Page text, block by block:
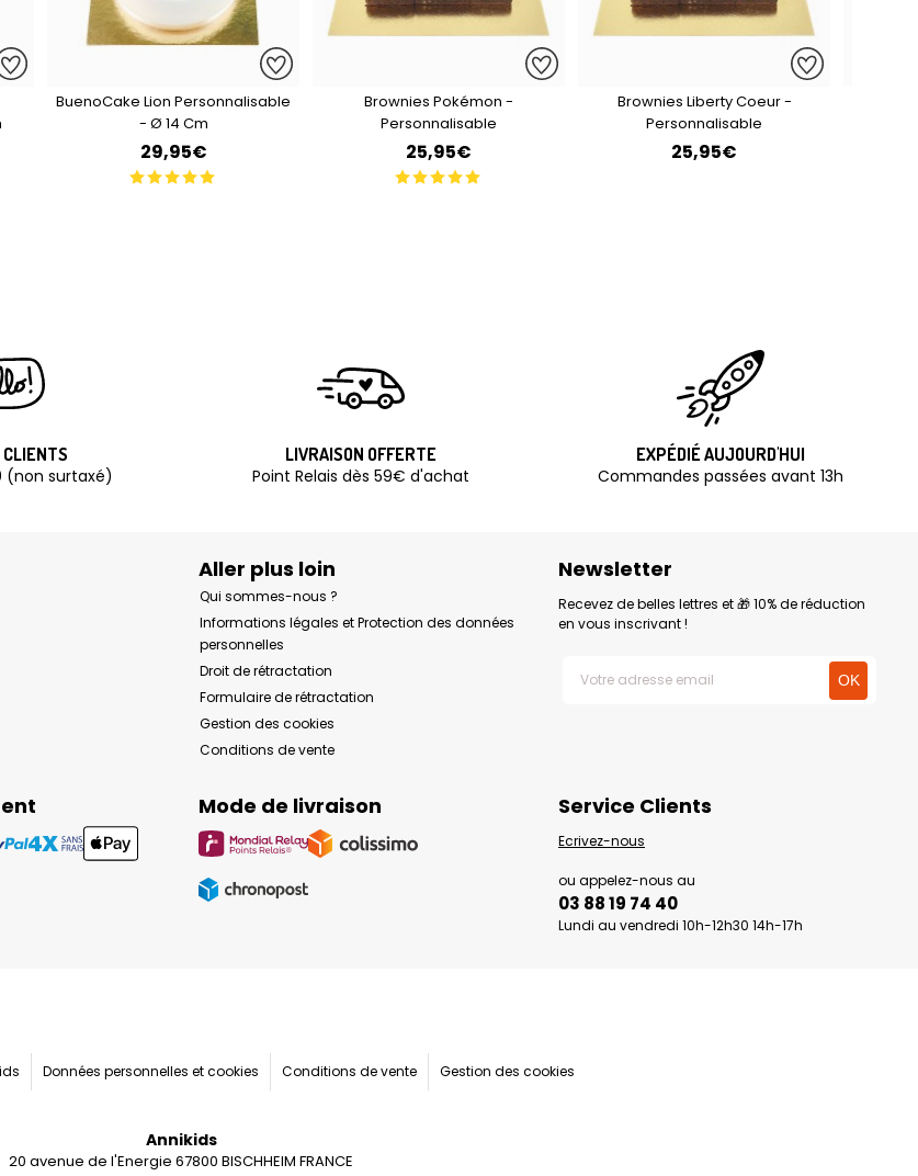
BuenoCake Lion Personnalisable
- Ø 14 Cm
29,95€
Brownies Pokémon -
Personnalisable
25,95€
Brownies Liberty Coeur -
Personnalisable
25,95€
(non surtaxé)
LIVRAISON OFFERTE
Point Relais dès 59€ d'achat
EXPÉDIÉ AUJOURD'HUI
Commandes passées avant 13h
Aller plus loin
Qui sommes-nous ?
Informations légales et Protection des données
personnelles
Droit de rétractation
Formulaire de rétractation
Gestion des cookies
Conditions de vente
Newsletter
Recevez de belles lettres et 🎁 10% de réduction
en vous inscrivant !
Mode de livraison Service Clients
Ecrivez-nous
ou appelez-nous au
03 88 19 74 40
Lundi au vendredi 10h-12h30 14h-17h
Données personnelles et cookies Conditions de vente Gestion des cookies
Annikids
20 avenue de l'Energie 67800 BISCHHEIM FRANCE